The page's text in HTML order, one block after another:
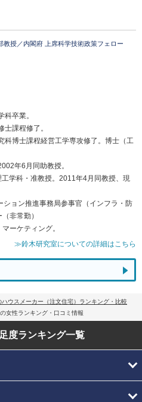
教授／内閣府 上席科学技術政策フェロー
卒業。
課程修了。
科博士課程経営工学専攻修了。博士（工
年6月同助教授。
学科・准教授。2011年4月同教授、現
ョン推進事務局参事官（インフラ・防
非常勤）
ーケティング。
≫鈴木研究室についての詳細はこちら
ハウスメーカー（注文住宅）ランキング・比較
女性ランキング・口コミ情報
度ランキング一覧